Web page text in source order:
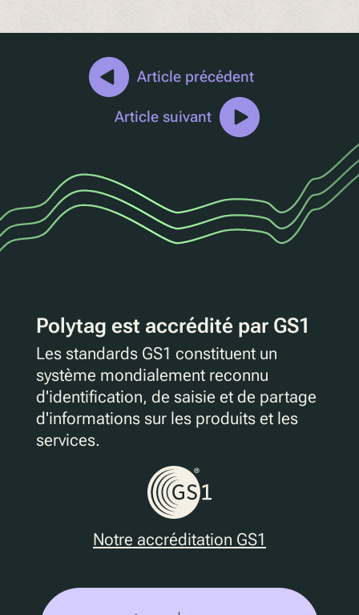
Article précédent
Article suivant
Polytag est accrédité par GS1
Les standards GS1 constituent un
système mondialement reconnu
d'identification, de saisie et de partage
d'informations sur les produits et les
services.
Notre accréditation GS1